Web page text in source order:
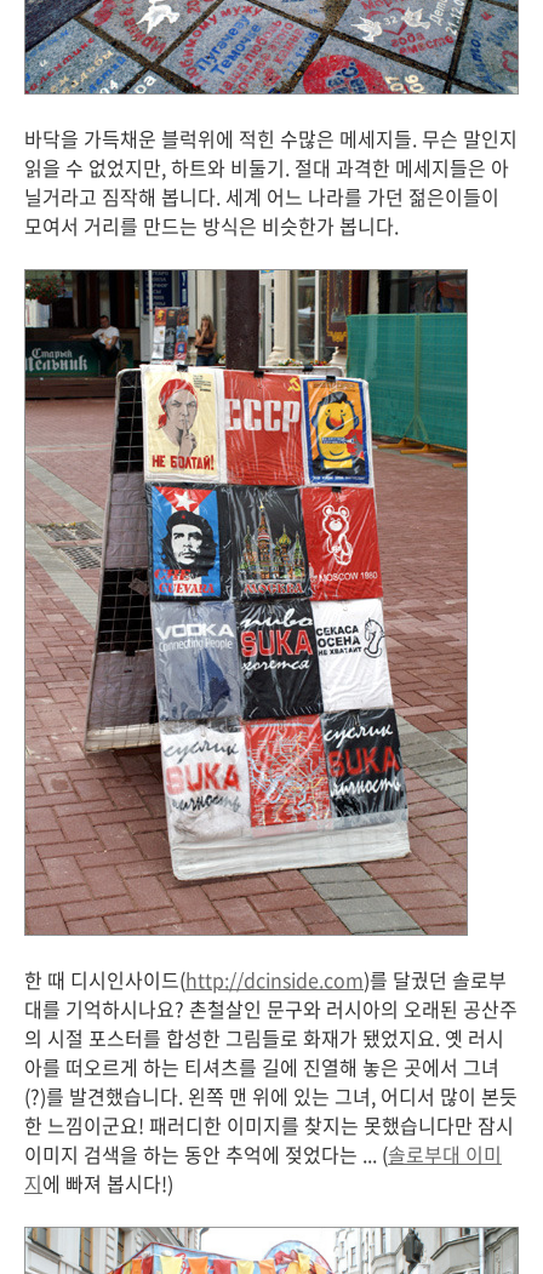
바닥을 가득채운 블럭위에 적힌 수많은 메세지들. 무슨 말인지
읽을 수 없었지만, 하트와 비둘기. 절대 과격한 메세지들은 아
닐거라고 짐작해 봅니다. 세계 어느 나라를 가던 젊은이들이
모여서 거리를 만드는 방식은 비슷한가 봅니다.
한 때 디시인사이드(http://dcinside.com)를 달궜던 솔로부
대를 기억하시나요? 촌철살인 문구와 러시아의 오래된 공산주
의 시절 포스터를 합성한 그림들로 화재가 됐었지요. 옛 러시
아를 떠오르게 하는 티셔츠를 길에 진열해 놓은 곳에서 그녀
(?)를 발견했습니다. 왼쪽 맨 위에 있는 그녀, 어디서 많이 본듯
한 느낌이군요! 패러디한 이미지를 찾지는 못했습니다만 잠시
이미지 검색을 하는 동안 추억에 젖었다는 ... (솔로부대 이미
지에 빠져 봅시다!)